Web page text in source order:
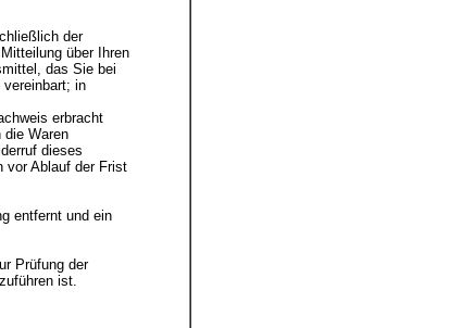
der
über Ihren
das Sie bei
in
erbracht
Waren
dieses
vor Ablauf der Frist
entfernt und ein
Prüfung der
ist.